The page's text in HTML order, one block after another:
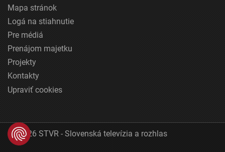
Mapa stránok
Logá na stiahnutie
Pre médiá
Prenájom majetku
Projekty
Kontakty
Upraviť cookies
© 2026 STVR - Slovenská televízia a rozhlas